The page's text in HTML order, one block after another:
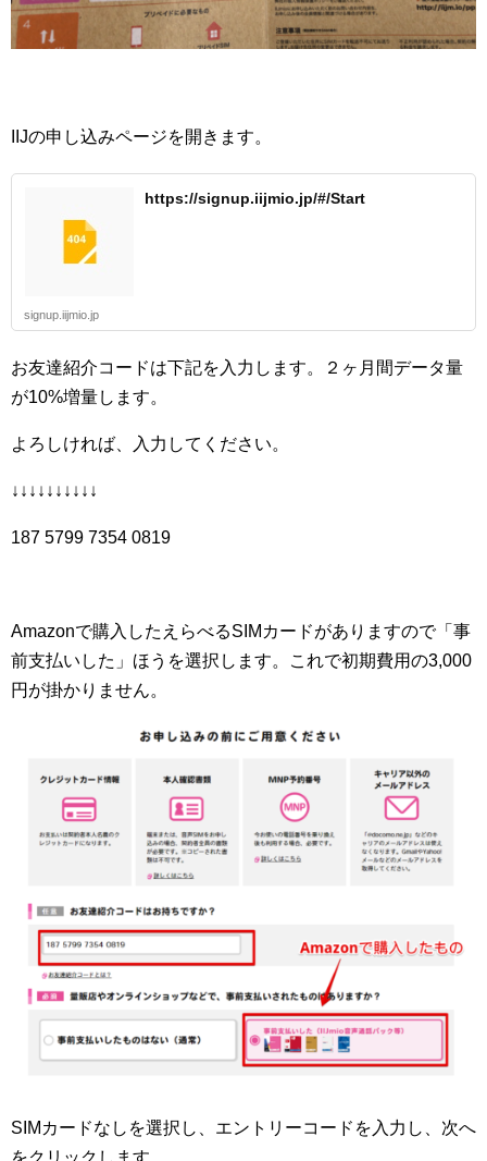
IIJの申し込みページを開きます。
https://signup.iijmio.jp/#/Start
signup.iijmio.jp
お友達紹介コードは下記を入力します。２ヶ月間データ量
が10%増量します。
よろしければ、入力してください。
↓↓↓↓↓↓↓↓↓↓
187 5799 7354 0819
Amazonで購入したえらべるSIMカードがありますので「事
前支払いした」ほうを選択します。これで初期費用の3,000
円が掛かりません。
SIMカードなしを選択し、エントリーコードを入力し、次へ